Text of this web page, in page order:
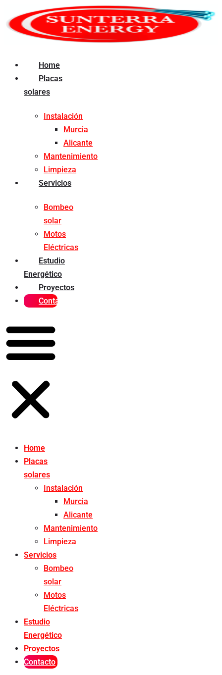
al
contenido
Home
Placas
solares
Instalación
Murcia
Alicante
Mantenimiento
Limpieza
Servicios
Bombeo
solar
Motos
Eléctricas
Estudio
Energético
Proyectos
Contacto
Home
Placas
solares
Instalación
Murcia
Alicante
Mantenimiento
Limpieza
Servicios
Bombeo
solar
Motos
Eléctricas
Estudio
Energético
Proyectos
Contacto